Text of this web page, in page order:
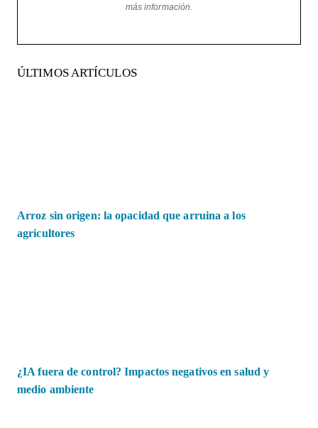
más información.
ÚLTIMOS ARTÍCULOS
Arroz sin origen: la opacidad que arruina a los
agricultores
¿IA fuera de control? Impactos negativos en salud y
medio ambiente